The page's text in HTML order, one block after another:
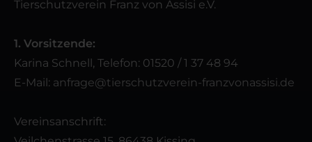
Tierschutzverein Franz von Assisi e.V.
1. Vorsitzende:
Karina Schnell, Telefon: 01520 / 1 37 48 94
E-Mail: anfrage@tierschutzverein-franzvonassisi.de
Vereinsanschrift: